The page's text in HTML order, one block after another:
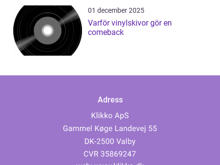
01 december 2025
Varför vinylskivor gör en
comeback
Adress